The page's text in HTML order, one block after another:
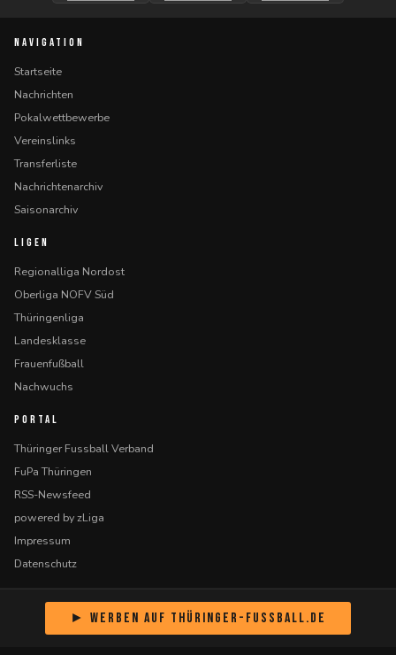
NAVIGATION
Startseite
Nachrichten
Pokalwettbewerbe
Vereinslinks
Transferliste
Nachrichtenarchiv
Saisonarchiv
LIGEN
Regionalliga Nordost
Oberliga NOFV Süd
Thüringenliga
Landesklasse
Frauenfußball
Nachwuchs
PORTAL
Thüringer Fussball Verband
FuPa Thüringen
RSS-Newsfeed
powered by zLiga
Impressum
Datenschutz
► Werben auf Thüringer-Fussball.de